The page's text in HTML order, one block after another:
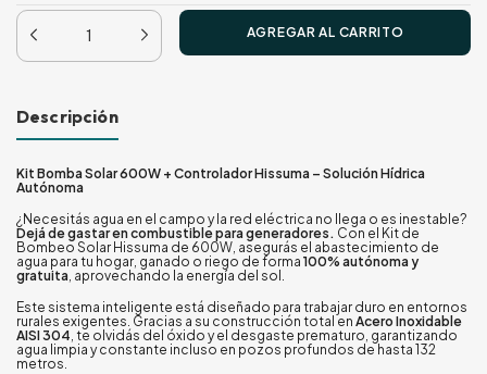
Descripción
Kit Bomba Solar 600W + Controlador Hissuma – Solución Hídrica
Autónoma
¿Necesitás agua en el campo y la red eléctrica no llega o es inestable?
Dejá de gastar en combustible para generadores. Con el Kit de
Bombeo Solar Hissuma de 600W, asegurás el abastecimiento de
agua para tu hogar, ganado o riego de forma 100% autónoma y
gratuita, aprovechando la energía del sol.
Este sistema inteligente está diseñado para trabajar duro en entornos
rurales exigentes. Gracias a su construcción total en Acero Inoxidable
AISI 304, te olvidás del óxido y el desgaste prematuro, garantizando
agua limpia y constante incluso en pozos profundos de hasta 132
metros.